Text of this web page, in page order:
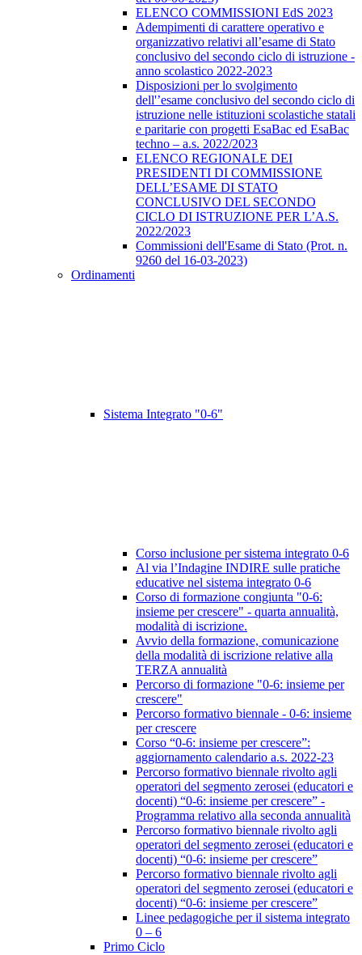
ELENCO COMMISSIONI EdS 2023
Adempimenti di carattere operativo e
organizzativo relativi all’esame di Stato
conclusivo del secondo ciclo di istruzione -
anno scolastico 2022-2023
Disposizioni per lo svolgimento
dell'’esame conclusivo del secondo ciclo di
istruzione nelle istituzioni scolastiche statali
e paritarie con progetti EsaBac ed EsaBac
techno – a.s. 2022/2023
ELENCO REGIONALE DEI
PRESIDENTI DI COMMISSIONE
DELL’ESAME DI STATO
CONCLUSIVO DEL SECONDO
CICLO DI ISTRUZIONE PER L’A.S.
2022/2023
Commissioni dell'Esame di Stato (Prot. n.
9260 del 16-03-2023)
Ordinamenti
Sistema Integrato "0-6"
Corso inclusione per sistema integrato 0-6
Al via l’Indagine INDIRE sulle pratiche
educative nel sistema integrato 0-6
Corso di formazione congiunta "0-6:
insieme per crescere" - quarta annualità,
modalità di iscrizione.
Avvio della formazione, comunicazione
della modalità di iscrizione relative alla
TERZA annualità
Percorso di formazione "0-6: insieme per
crescere"
Percorso formativo biennale - 0-6: insieme
per crescere
Corso “0-6: insieme per crescere”:
aggiornamento calendario a.s. 2022-23
Percorso formativo biennale rivolto agli
operatori del segmento zerosei (educatori e
docenti) “0-6: insieme per crescere” -
Programma relativo alla seconda annualità
Percorso formativo biennale rivolto agli
operatori del segmento zerosei (educatori e
docenti) “0-6: insieme per crescere”
Percorso formativo biennale rivolto agli
operatori del segmento zerosei (educatori e
docenti) “0-6: insieme per crescere”
Linee pedagogiche per il sistema integrato
0 – 6
Primo Ciclo